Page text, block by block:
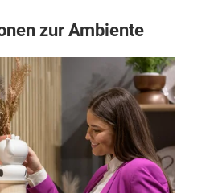
zur Ambiente